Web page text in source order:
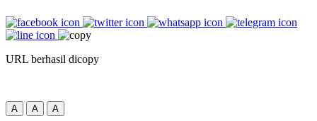
URL berhasil dicopy
A A A